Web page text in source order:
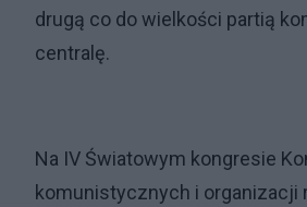
drugą co do wielkości partią
centralę.
Na IV Światowym kongresie
komunistycznych i